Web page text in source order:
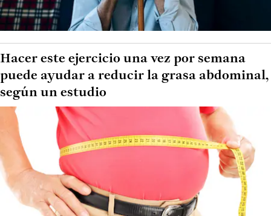
Hacer este ejercicio una vez por semana
puede ayudar a reducir la grasa abdominal,
según un estudio